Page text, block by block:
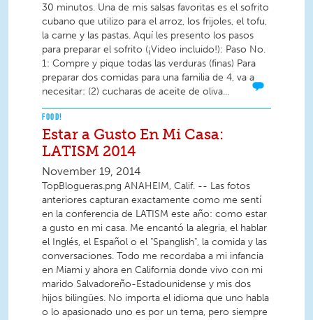
30 minutos. Una de mis salsas favoritas es el sofrito
cubano que utilizo para el arroz, los frijoles, el tofu,
la carne y las pastas. Aquí les presento los pasos
para preparar el sofrito (¡Video incluido!): Paso No.
1: Compre y pique todas las verduras (finas) Para
preparar dos comidas para una familia de 4, va a
necesitar: (2) cucharas de aceite de oliva...
FOOD!
Estar a Gusto En Mi Casa:
LATISM 2014
November 19, 2014
TopBlogueras.png ANAHEIM, Calif. -- Las fotos
anteriores capturan exactamente como me sentí
en la conferencia de LATISM este año: como estar
a gusto en mi casa. Me encantó la alegria, el hablar
el Inglés, el Español o el "Spanglish", la comida y las
conversaciones. Todo me recordaba a mi infancia
en Miami y ahora en California donde vivo con mi
marido Salvadoreño-Estadounidense y mis dos
hijos bilingües. No importa el idioma que uno habla
o lo apasionado uno es por un tema, pero siempre